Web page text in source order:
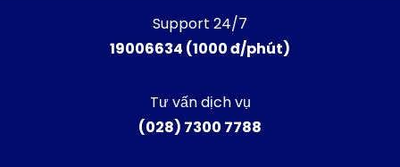
Support 24/7
19006634 (1000 đ/phút)
Tư vấn dịch vụ
(028) 7300 7788